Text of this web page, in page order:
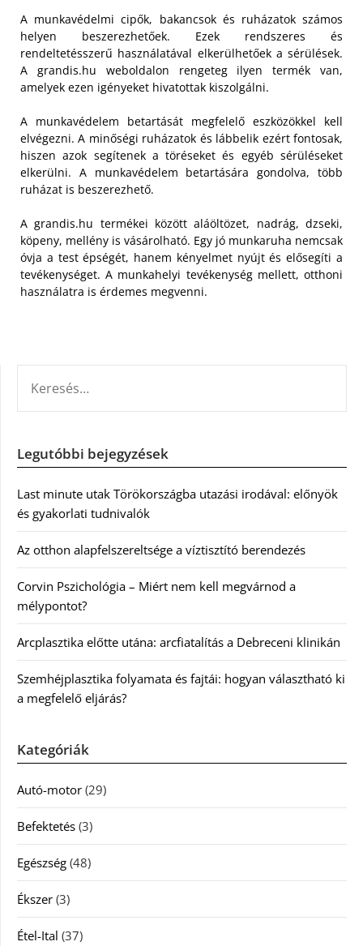
A munkavédelmi cipők, bakancsok és ruházatok számos
helyen beszerezhetőek. Ezek rendszeres és
rendeltetésszerű használatával elkerülhetőek a sérülések.
A grandis.hu weboldalon rengeteg ilyen termék van,
amelyek ezen igényeket hivatottak kiszolgálni.
A munkavédelem betartását megfelelő eszközökkel kell
elvégezni. A minőségi ruházatok és lábbelik ezért fontosak,
hiszen azok segítenek a töréseket és egyéb sérüléseket
elkerülni. A munkavédelem betartására gondolva, több
ruházat is beszerezhető.
A grandis.hu termékei között aláöltözet, nadrág, dzseki,
köpeny, mellény is vásárolható. Egy jó munkaruha nemcsak
óvja a test épségét, hanem kényelmet nyújt és elősegíti a
tevékenységet. A munkahelyi tevékenység mellett, otthoni
használatra is érdemes megvenni.
Legutóbbi bejegyzések
Last minute utak Törökországba utazási irodával: előnyök
és gyakorlati tudnivalók
Az otthon alapfelszereltsége a víztisztító berendezés
Corvin Pszichológia – Miért nem kell megvárnod a
mélypontot?
Arcplasztika előtte utána: arcfiatalítás a Debreceni klinikán
Szemhéjplasztika folyamata és fajtái: hogyan választható ki
a megfelelő eljárás?
Kategóriák
Autó-motor (29)
Befektetés (3)
Egészség (48)
Ékszer (3)
Étel-Ital (37)